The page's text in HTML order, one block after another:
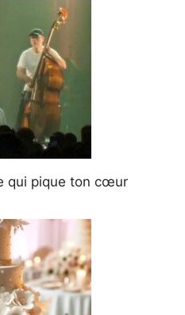
qui pique ton cœur